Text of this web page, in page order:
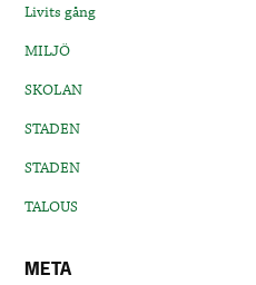
Livits gång
MILJÖ
SKOLAN
STADEN
STADEN
TALOUS
META